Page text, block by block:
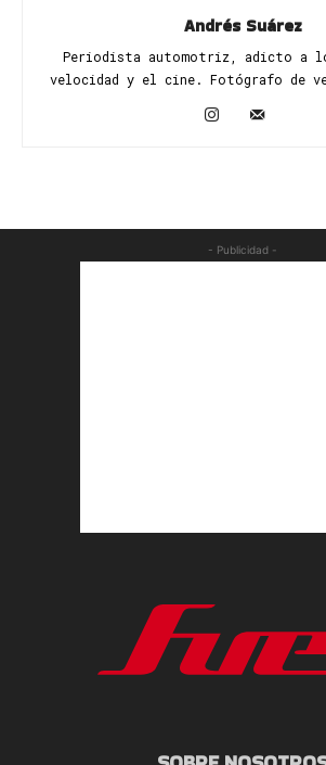
Andrés Suárez
Periodista automotriz, adicto a
velocidad y el cine. Fotógrafo de
- Publicidad -